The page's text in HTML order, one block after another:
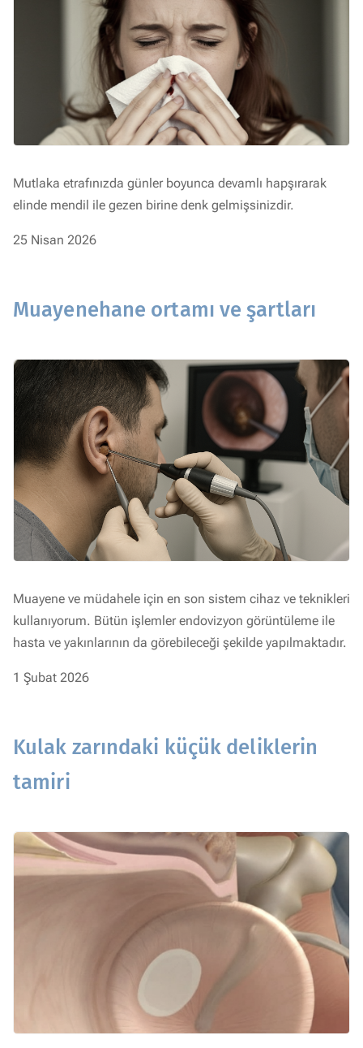
Mutlaka etrafınızda günler boyunca devamlı hapşırarak
elinde mendil ile gezen birine denk gelmişsinizdir.
25 Nisan 2026
Muayenehane ortamı ve şartları
Muayene ve müdahele için en son sistem cihaz ve teknikleri
kullanıyorum. Bütün işlemler endovizyon görüntüleme ile
hasta ve yakınlarının da görebileceği şekilde yapılmaktadır.
1 Şubat 2026
Kulak zarındaki küçük deliklerin
tamiri